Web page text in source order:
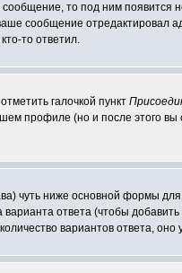
то под ним появится
сообщение отредактировал
то ответил.
галочкой пункт
профиле (но и после этого
чуть ниже основной формы
ответа (чтобы
вариантов ответа,